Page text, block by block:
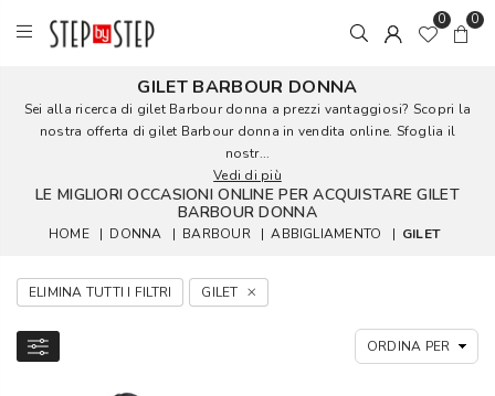
0 0
GILET BARBOUR DONNA
Sei alla ricerca di gilet Barbour donna a prezzi vantaggiosi? Scopri la
nostra offerta di gilet Barbour donna in vendita online. Sfoglia il
nostr...
Vedi di più
LE MIGLIORI OCCASIONI ONLINE PER ACQUISTARE GILET
BARBOUR DONNA
HOME | DONNA | BARBOUR | ABBIGLIAMENTO | GILET
ELIMINA TUTTI I FILTRI GILET